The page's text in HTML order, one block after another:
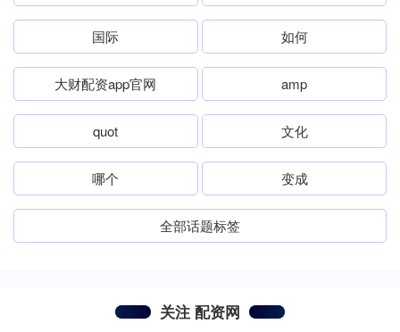
国际 如何
大财配资app官网 amp
quot 文化
哪个 变成
全部话题标签
关注 配资网